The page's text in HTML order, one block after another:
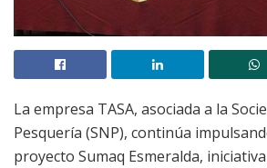
La empresa TASA, asociada a la
Pesquería (SNP), continúa
proyecto Sumaq Esmeralda,